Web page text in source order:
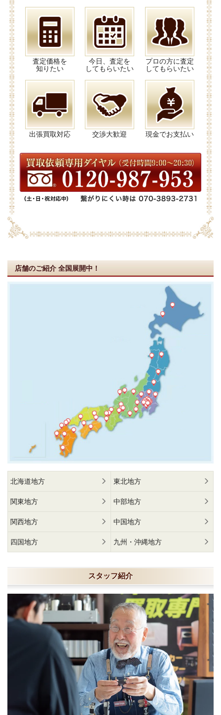
査定価格を
知りたい
今日、査定を
してもらいたい
プロの方に査定
してもらいたい
出張買取対応 交渉大歓迎 現金でお支払い
店舗のご紹介 全国展開中！
北海道地方 東北地方
関東地方 中部地方
関西地方 中国地方
四国地方 九州・沖縄地方
スタッフ紹介